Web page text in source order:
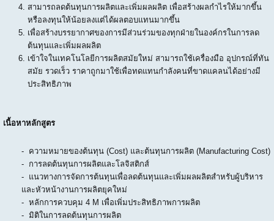
สามารถลดต้นทุนการผลิตและเพิ่มผลผลิต เพื่อสร้างผลกำไรให้มากขึ้น
หรือลงทุนให้น้อยลงแต่ได้ผลตอบแทนมากขึ้น
เพื่อสร้างบรรยากาศของการมีส่วนร่วมของทุกฝ่ายในองค์กรในการลด
ต้นทุนและเพิ่มผลผลิต
เข้าใจในเทคโนโลยีการผลิตสมัยใหม่ สามารถใช้เครื่องมือ อุปกรณ์ที่ทัน
สมัย รวดเร็ว ราคาถูกมาใช้เพื่อทดแทนกำลังคนที่ขาดแคลนได้อย่างมี
ประสิทธิภาพ
เนื้อหาหลักสูตร
- ความหมายของต้นทุน (Cost) และต้นทุนการผลิต (Manufacturing Cost)
- การลดต้นทุนการผลิตและโลจิสติกส์
- แนวทางการจัดการต้นทุนเพื่อลดต้นทุนและเพิ่มผลผลิตสำหรับผู้บริหาร
และหัวหน้างานการผลิตยุคใหม่
- หลักการควบคุม 4 M เพื่อเพิ่มประสิทธิภาพการผลิต
- มิติในการลดต้นทุนการผลิต